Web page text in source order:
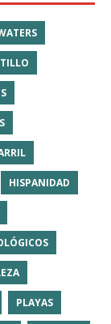
HISPANIDAD
PLAYAS